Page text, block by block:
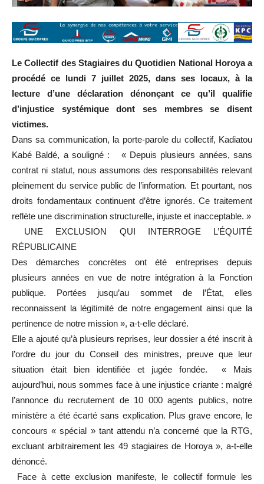
Le Collectif des Stagiaires du Quotidien National Horoya a
procédé ce lundi 7 juillet 2025, dans ses locaux, à la
lecture d’une déclaration dénonçant ce qu’il qualifie
d’injustice systémique dont ses membres se disent
victimes.
Dans sa communication, la porte-parole du collectif, Kadiatou
Kabé Baldé, a souligné : « Depuis plusieurs années, sans
contrat ni statut, nous assumons des responsabilités relevant
pleinement du service public de l’information. Et pourtant, nos
droits fondamentaux continuent d’être ignorés. Ce traitement
reflète une discrimination structurelle, injuste et inacceptable. »
UNE EXCLUSION QUI INTERROGE L’ÉQUITÉ
RÉPUBLICAINE
Des démarches concrètes ont été entreprises depuis
plusieurs années en vue de notre intégration à la Fonction
publique. Portées jusqu’au sommet de l’État, elles
reconnaissent la légitimité de notre engagement ainsi que la
pertinence de notre mission », a-t-elle déclaré.
Elle a ajouté qu’à plusieurs reprises, leur dossier a été inscrit à
l’ordre du jour du Conseil des ministres, preuve que leur
situation était bien identifiée et jugée fondée. « Mais
aujourd’hui, nous sommes face à une injustice criante : malgré
l’annonce du recrutement de 10 000 agents publics, notre
ministère a été écarté sans explication. Plus grave encore, le
concours « spécial » tant attendu n’a concerné que la RTG,
excluant arbitrairement les 49 stagiaires de Horoya », a-t-elle
dénoncé.
Face à cette exclusion manifeste, le collectif formule les